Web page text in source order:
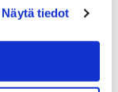
Näytä tiedot